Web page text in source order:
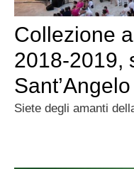
Collezione
2018-2019,
Siete degli amanti